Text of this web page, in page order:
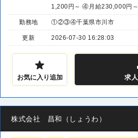
1,200円～ ④月給230,000円～
勤務地 ①②③④千葉県市川市
更新 2026-07-30 16:28:03
お気に入り追加 求人
株式会社 昌和（しょうわ）